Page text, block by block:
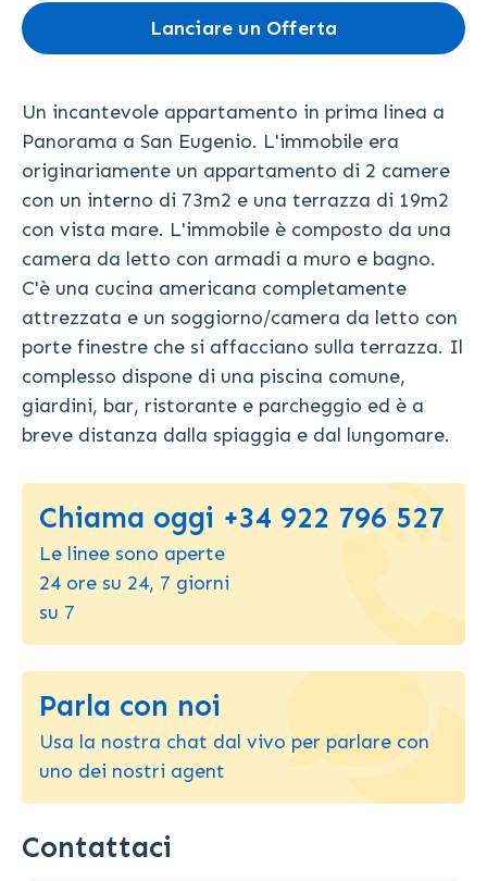
Lanciare un Offerta
Un incantevole appartamento in prima linea a
Panorama a San Eugenio. L'immobile era
originariamente un appartamento di 2 camere
con un interno di 73m2 e una terrazza di 19m2
con vista mare. L'immobile è composto da una
camera da letto con armadi a muro e bagno.
C'è una cucina americana completamente
attrezzata e un soggiorno/camera da letto con
porte finestre che si affacciano sulla terrazza. Il
complesso dispone di una piscina comune,
giardini, bar, ristorante e parcheggio ed è a
breve distanza dalla spiaggia e dal lungomare.
Chiama oggi +34 922 796 527
Le linee sono aperte
24 ore su 24, 7 giorni
su 7
Parla con noi
Usa la nostra chat dal vivo per parlare con
uno dei nostri agent
Contattaci